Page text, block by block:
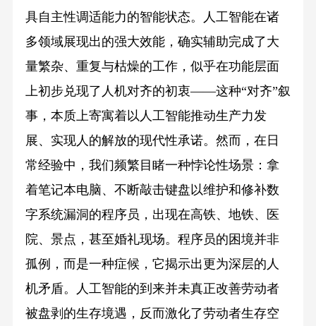
具自主性调适能力的智能状态。人工智能在诸
多领域展现出的强大效能，确实辅助完成了大
量繁杂、重复与枯燥的工作，似乎在功能层面
上初步兑现了人机对齐的初衷——这种“对齐”叙
事，本质上寄寓着以人工智能推动生产力发
展、实现人的解放的现代性承诺。然而，在日
常经验中，我们频繁目睹一种悖论性场景：拿
着笔记本电脑、不断敲击键盘以维护和修补数
字系统漏洞的程序员，出现在高铁、地铁、医
院、景点，甚至婚礼现场。程序员的困境并非
孤例，而是一种症候，它揭示出更为深层的人
机矛盾。人工智能的到来并未真正改善劳动者
被盘剥的生存境遇，反而激化了劳动者生存空